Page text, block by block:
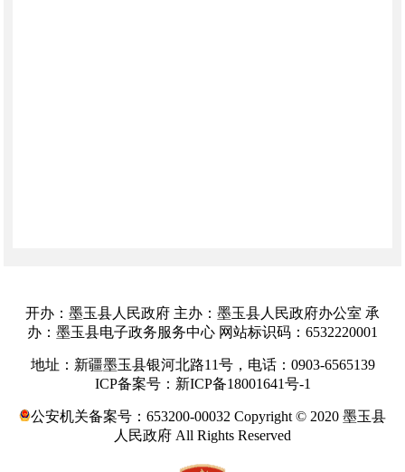
开办：墨玉县人民政府 主办：墨玉县人民政府办公室 承
办：墨玉县电子政务服务中心 网站标识码：6532220001
地址：新疆墨玉县银河北路11号，电话：0903-6565139
ICP备案号：新ICP备18001641号-1
公安机关备案号：653200-00032 Copyright © 2020 墨玉县
人民政府 All Rights Reserved